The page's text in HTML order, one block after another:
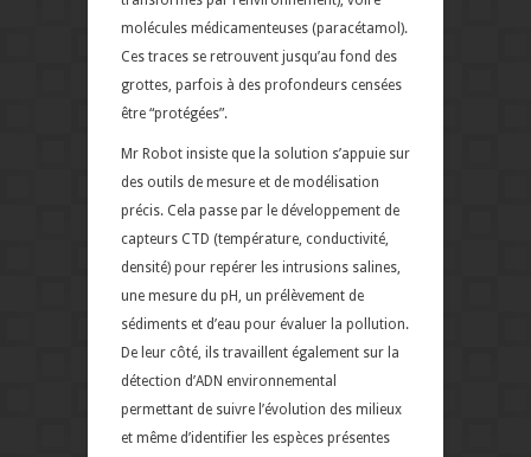
molécules médicamenteuses (paracétamol).
Ces traces se retrouvent jusqu’au fond des
grottes, parfois à des profondeurs censées
être “protégées”.
Mr Robot insiste que la solution s’appuie sur
des outils de mesure et de modélisation
précis. Cela passe par le développement de
capteurs CTD (température, conductivité,
densité) pour repérer les intrusions salines,
une mesure du pH, un prélèvement de
sédiments et d’eau pour évaluer la pollution.
De leur côté, ils travaillent également sur la
détection d’ADN environnemental
permettant de suivre l’évolution des milieux
et même d’identifier les espèces présentes